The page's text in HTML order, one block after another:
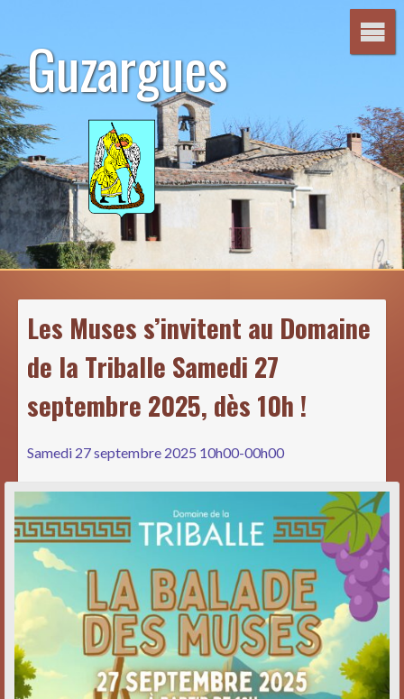
contenuGuzargues
Les Muses s’invitent au Domaine
de la Triballe Samedi 27
septembre 2025, dès 10h !
Samedi 27 septembre 2025 10h00-00h00